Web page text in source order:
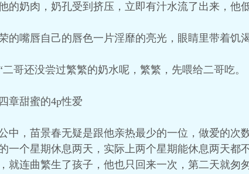
的奶肉，奶孔受到挤压，立即有汁水流了出来，他
的嘴唇自己的唇色一片淫靡的亮光，眼睛里带着饥
哥还没尝过繁繁的奶水呢，繁繁，先喂给二哥吃。
章甜蜜的4p性爱
中，苗景春无疑是跟他亲热最少的一位，做爱的次
一个星期休息两天，实际上两个星期能休息两天都
就连曲繁生了孩子，他也只回来一次，第二天就匆